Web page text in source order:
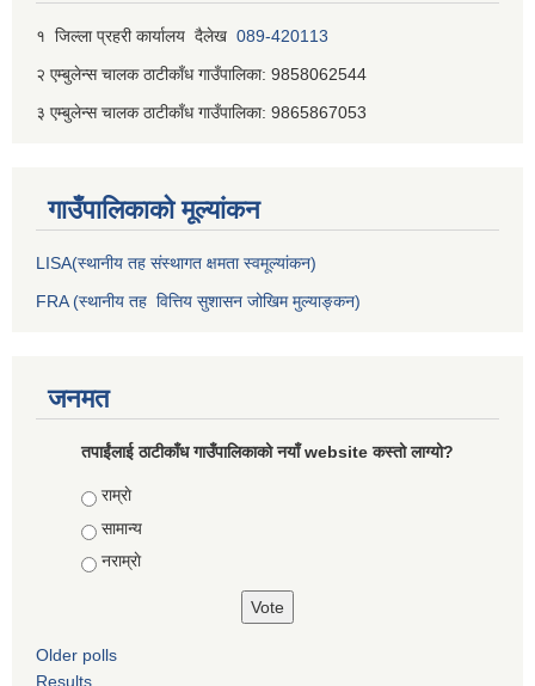
१ जिल्‍ला प्रहरी कार्यालय दैलेख 089-420113
२ एम्बुलेन्स चालक ठाटीकाँध गाउँपालिका: 9858062544
३ एम्बुलेन्स चालक ठाटीकाँध गाउँपालिका: 9865867053
गाउँपालिकाकाे मूल्यांकन
LISA(स्थानीय तह संस्थागत क्षमता स्वमूल्यांकन)
FRA (स्थानीय तह वित्तिय सुशासन जोखिम मुल्याङ्कन)
जनमत
तपाईंलाई ठाटीकाँध गाउँपालिकाको नयाँ website कस्तो लाग्यो?
Choices
राम्राे
सामान्य
नराम्राे
Older polls
Results